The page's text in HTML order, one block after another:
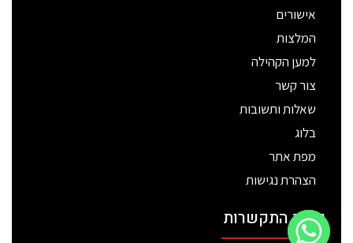
אישורים
המלצות
למען הקהילה
צור קשר
שאלות ותשובות
בלוג
מפת אתר
הצהרת נגישות
פרטי התקשרות